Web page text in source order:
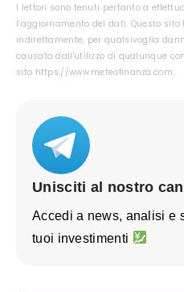
I lettori sono tenuti pertanto a
l’aggiornamento dei dati. Questo
indirettamente, per qualsivoglia
causata dall'utilizzo di qualunque
sito https://www.meteofinanza.com.
Unisciti al nostro
Accedi a news, analisi e
tuoi investimenti